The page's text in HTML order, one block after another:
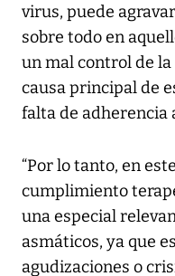
virus, puede
sobre todo en
un mal control de
causa principal de
falta de adherencia
“Por lo tanto, en
cumplimiento
una especial
asmáticos, ya que
agudizaciones o